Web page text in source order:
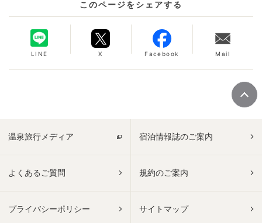
このページをシェアする
LINE X Facebook Mail
温泉旅行メディア 宿泊情報誌のご案内
よくあるご質問 規約のご案内
プライバシーポリシー サイトマップ